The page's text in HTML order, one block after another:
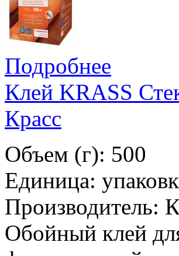
Подробнее
Клей KRASS
Красс
Объем (г): 500
Единица:
Производитель:
Обойный клей